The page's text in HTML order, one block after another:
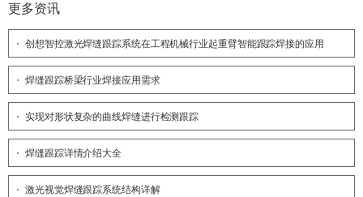
更多资讯
创想智控激光焊缝跟踪系统在工程机械行业起重臂智能跟踪焊接的应用
焊缝跟踪桥梁行业焊接应用需求
实现对形状复杂的曲线焊缝进行检测跟踪
焊缝跟踪详情介绍大全
激光视觉焊缝跟踪系统结构详解